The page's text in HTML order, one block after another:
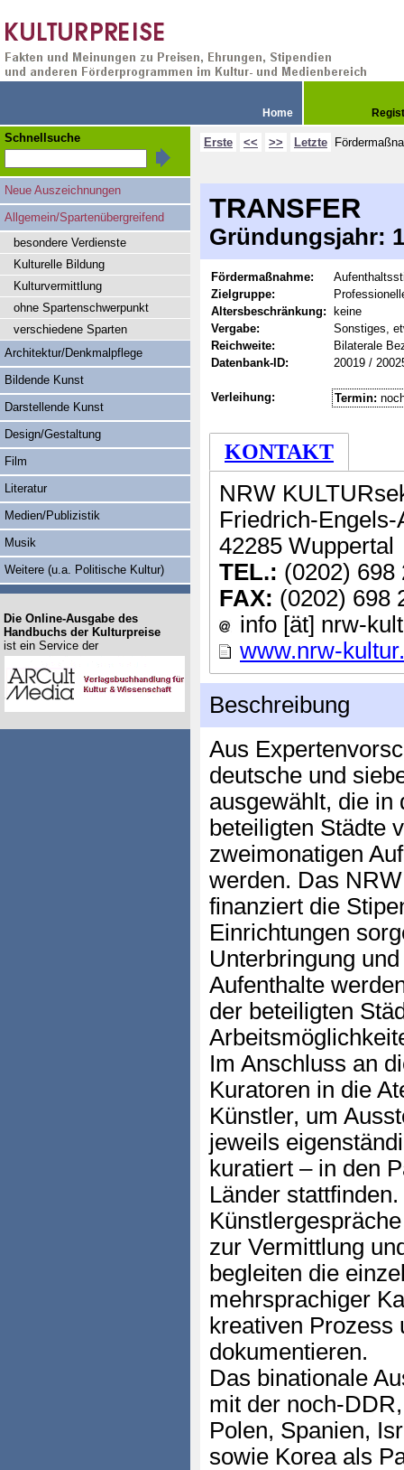
Home
Erste << >> Letzte
TRANSFER
Gründungsjahr:
Fördermaßnahme:
Zielgruppe:
Altersbeschränkung:
keine
Vergabe:
Sonstiges,
Reichweite:
Bilaterale
Datenbank-ID:
20019 /
Verleihung: Termin:
KONTAKT
NRW
Friedrich-Engels-
42285 Wuppertal
TEL.: (0202) 698
FAX: (0202) 698
info [ät] nrw-
www.nrw-
Beschreibung
Aus
deutsche und
ausgewählt, die in
beteiligten Städte
zweimonatigen
werden. Das
finanziert die
Einrichtungen
Unterbringung
Aufenthalte
der beteiligten
Im Anschluss an
Kuratoren in die
Künstler, um
jeweils
kuratiert – in den
Länder stattfinden.
zur Vermittlung
begleiten die
mehrsprachiger
kreativen Prozess
dokumentieren.
Das binationale
mit der noch-
Polen, Spanien,
sowie Korea als
Schnellsuche
Neue Auszeichnungen
Allgemein/Spartenübergreifend
besondere Verdienste
Kulturelle Bildung
Kulturvermittlung
ohne Spartenschwerpunkt
verschiedene Sparten
Architektur/Denkmalpflege
Bildende Kunst
Darstellende Kunst
Design/Gestaltung
Film
Literatur
Medien/Publizistik
Musik
Weitere (u.a. Politische Kultur)
Die Online-Ausgabe des
Handbuchs der Kulturpreise
ist ein Service der